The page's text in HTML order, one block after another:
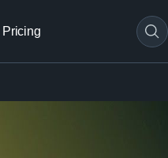
Pricing